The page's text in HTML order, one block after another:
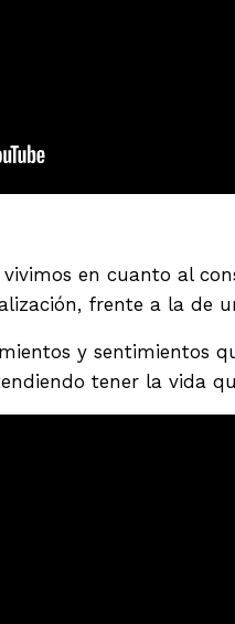
en cuanto al
frente a la de
y sentimientos
tener la vida